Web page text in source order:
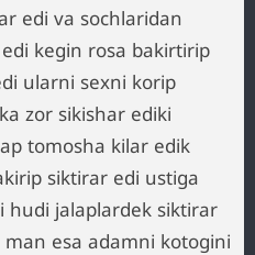
edi va sochlaridan
kegin rosa bakirtirip
ularni sexni korip
zor sikishar ediki
tomosha kilar edik
siktirar edi ustiga
hudi jalaplardek siktirar
esa adamni kotogini